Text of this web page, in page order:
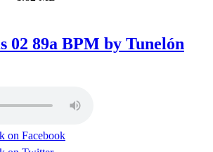
02 89a BPM by Tunelón